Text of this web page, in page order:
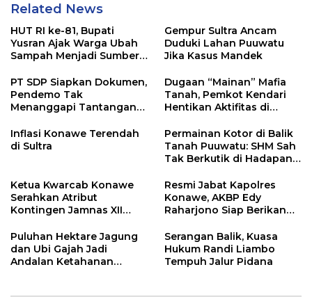
Related News
HUT RI ke-81, Bupati
Yusran Ajak Warga Ubah
Sampah Menjadi Sumber
Gempur Sultra Ancam
Duduki Lahan Puuwatu
Jika Kasus Mandek
PT SDP Siapkan Dokumen,
Pendemo Tak
Menanggapi Tantangan
Dugaan “Mainan” Mafia
Tanah, Pemkot Kendari
Hentikan Aktifitas di
Inflasi Konawe Terendah
di Sultra
Permainan Kotor di Balik
Tanah Puuwatu: SHM Sah
Tak Berkutik di Hadapan
Ketua Kwarcab Konawe
Serahkan Atribut
Kontingen Jamnas XII
Resmi Jabat Kapolres
Konawe, AKBP Edy
Raharjono Siap Berikan
Puluhan Hektare Jagung
dan Ubi Gajah Jadi
Andalan Ketahanan
Serangan Balik, Kuasa
Hukum Randi Liambo
Tempuh Jalur Pidana